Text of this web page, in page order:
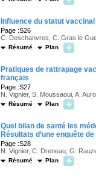
Influence du statut
Page :S26
C. Deschanvres, C. Gras le
Résumé Plan
Pratiques de rattrapage
français
Page :S27
N. Vignier, S. Moussaoui, A.
Résumé Plan
Quel bilan de santé les
Résultats d’une enquête
Page :S28
N. Vignier, C. Dreneau, G.
Résumé Plan